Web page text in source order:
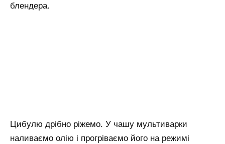
блендера.
Цибулю дрібно ріжемо. У чашу мультиварки
наливаємо олію і прогріваємо його на режимі